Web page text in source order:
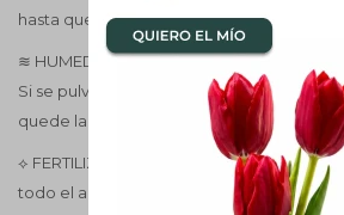
hasta que no vuelvan a quedar
≋ HUMEDAD Media a alta, se puede
Si se pulverizan hojas deben de estar
quede la humedad y oree rápidamente.
⟡ FERTILIZACIÓN Cada 15 días con
todo el año.